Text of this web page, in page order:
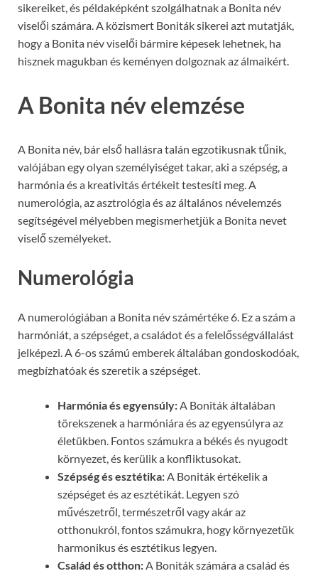
sikereiket, és példaképként szolgálhatnak a Bonita név
viselői számára. A közismert Boniták sikerei azt mutatják,
hogy a Bonita név viselői bármire képesek lehetnek, ha
hisznek magukban és keményen dolgoznak az álmaikért.
A Bonita név elemzése
A Bonita név, bár első hallásra talán egzotikusnak tűnik,
valójában egy olyan személyiséget takar, aki a szépség, a
harmónia és a kreativitás értékeit testesíti meg. A
numerológia, az asztrológia és az általános névelemzés
segítségével mélyebben megismerhetjük a Bonita nevet
viselő személyeket.
Numerológia
A numerológiában a Bonita név számértéke 6. Ez a szám a
harmóniát, a szépséget, a családot és a felelősségvállalást
jelképezi. A 6-os számú emberek általában gondoskodóak,
megbízhatóak és szeretik a szépséget.
Harmónia és egyensúly:A Boniták általában
törekszenek a harmóniára és az egyensúlyra az
életükben. Fontos számukra a békés és nyugodt
környezet, és kerülik a konfliktusokat.
Szépség és esztétika:A Boniták értékelik a
szépséget és az esztétikát. Legyen szó
művészetről, természetről vagy akár az
otthonukról, fontos számukra, hogy környezetük
harmonikus és esztétikus legyen.
Család és otthon:A Boniták számára a család és